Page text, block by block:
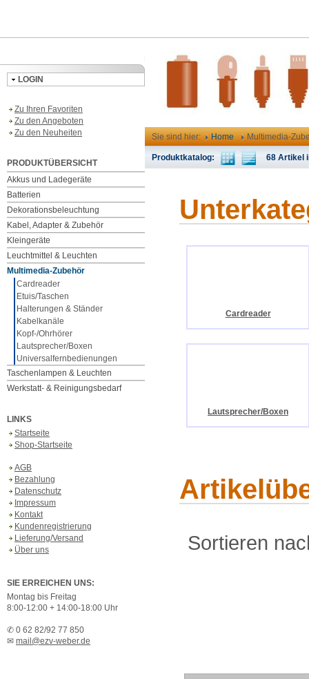
LOGIN
Zu Ihren Favoriten
Zu den Angeboten
Zu den Neuheiten
PRODUKTÜBERSICHT
Akkus und Ladegeräte
Batterien
Dekorationsbeleuchtung
Kabel, Adapter & Zubehör
Kleingeräte
Leuchtmittel & Leuchten
Multimedia-Zubehör
Cardreader
Etuis/Taschen
Halterungen & Ständer
Kabelkanäle
Kopf-/Ohrhörer
Lautsprecher/Boxen
Universalfernbedienungen
Taschenlampen & Leuchten
Werkstatt- & Reinigungsbedarf
LINKS
Startseite
Shop-Startseite
AGB
Bezahlung
Datenschutz
Impressum
Kontakt
Kundenregistrierung
Lieferung/Versand
Über uns
SIE ERREICHEN UNS:
Montag bis Freitag
8:00-12:00 + 14:00-18:00 Uhr
✆ 0 62 82/92 77 850
✉ mail@ezv-weber.de
Sie sind hier: Home Multimedia-
Produktkatalog: 68 Artikel
Cardreader
Lautsprecher/Boxen
Sortieren